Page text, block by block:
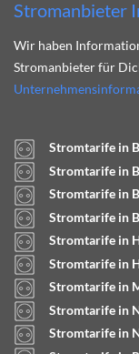
Stromanbieter
Wir haben
Stromanbieter für
Stromtarife in
Stromtarife in
Stromtarife in
Stromtarife in
Stromtarife in
Stromtarife in
Stromtarife in
Stromtarife in
Stromtarife in